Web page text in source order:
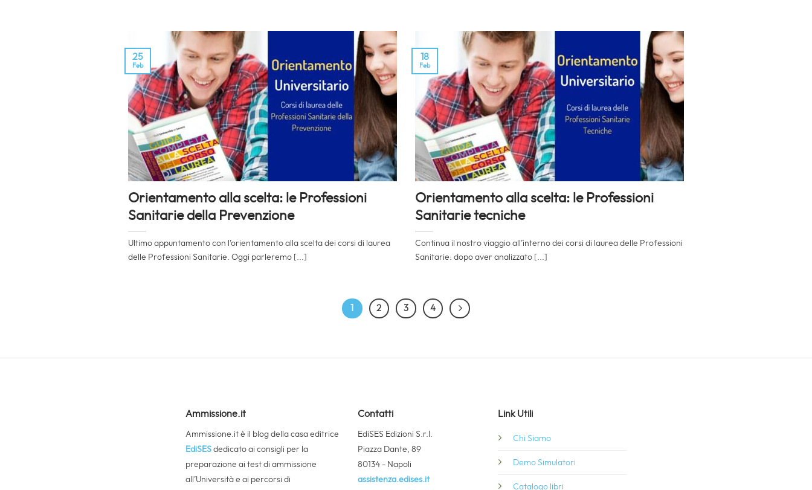
Orientamento alla scelta: le Professioni
Sanitarie della Prevenzione
Ultimo appuntamento con l’orientamento alla scelta dei corsi di laurea
delle Professioni Sanitarie. Oggi parleremo [...]
25
Feb
Orientamento alla scelta: le Professioni
Sanitarie tecniche
Continua il nostro viaggio all’interno dei corsi di laurea delle Professioni
Sanitarie: dopo aver analizzato [...]
18
Feb
1 2 3 4
Ammissione.it
Ammissione.it è il blog della casa editrice
EdiSES dedicato ai consigli per la
preparazione ai test di ammissione
all’Università e ai percorsi di
Contatti
EdiSES Edizioni S.r.l.
Piazza Dante, 89
80134 - Napoli
assistenza.edises.it
Link Utili
Chi Siamo
Demo Simulatori
Catalogo libri